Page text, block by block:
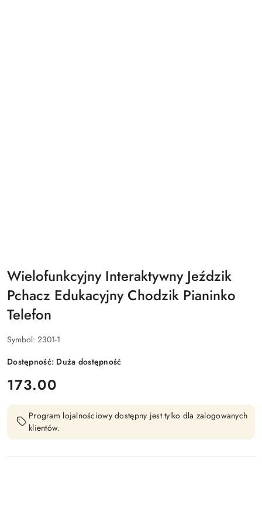
Wielofunkcyjny Interaktywny Jeździk
Pchacz Edukacyjny Chodzik Pianinko
Telefon
Symbol: 2301-1
Dostępność: Duża dostępność
cena:
173.00
Program lojalnościowy dostępny jest tylko dla zalogowanych
klientów.